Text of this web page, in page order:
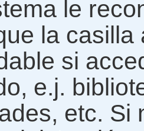
le
la casilla
si
e.j.
etc. Si